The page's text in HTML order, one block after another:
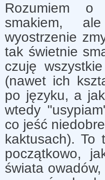
Rozumiem
smakiem,
wyostrzenie
tak świetnie
czuję
(nawet ich
po języku, a
wtedy
co jeść
kaktusach).
początkowo,
świata